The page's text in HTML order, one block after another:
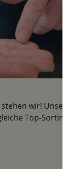
wir! Unsere
Top-Sortiment